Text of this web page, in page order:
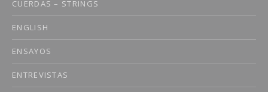
CUERDAS – STRINGS
ENGLISH
ENSAYOS
ENTREVISTAS